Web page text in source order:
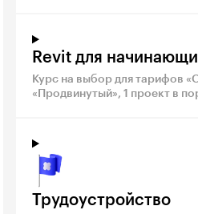
Revit для
Курс на выбор для тарифов
«Продвинутый», 1 проект в
Трудоустройство